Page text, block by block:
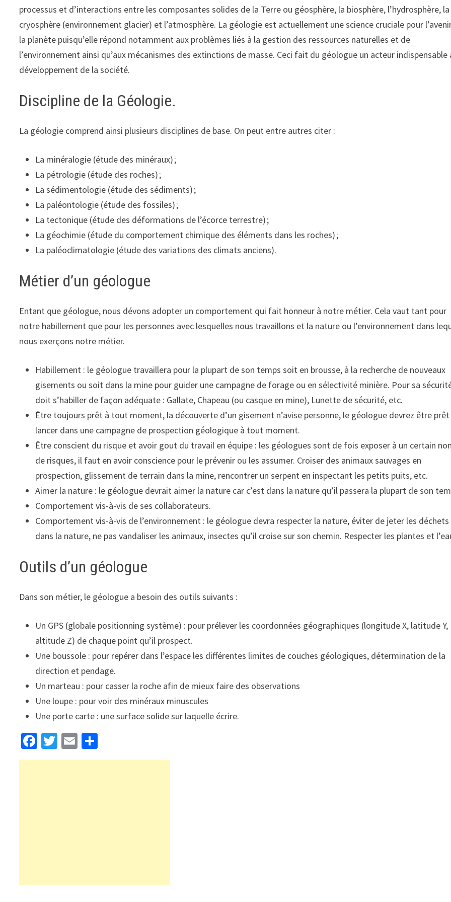
processus et d’interactions entre les composantes solides de la Terre ou géosphère, la biosphère, l’hydrosphère, la
cryosphère (environnement glacier) et l’atmosphère. La géologie est actuellement une science cruciale pour
la planète puisqu’elle répond notamment aux problèmes liés à la gestion des ressources naturelles et de
l’environnement ainsi qu’aux mécanismes des extinctions de masse. Ceci fait du géologue un acteur indispensable
développement de la société.
Discipline de la Géologie.
La géologie comprend ainsi plusieurs disciplines de base. On peut entre autres citer :
La minéralogie (étude des minéraux) ;
La pétrologie (étude des roches) ;
La sédimentologie (étude des sédiments) ;
La paléontologie (étude des fossiles) ;
La tectonique (étude des déformations de l’écorce terrestre) ;
La géochimie (étude du comportement chimique des éléments dans les roches) ;
La paléoclimatologie (étude des variations des climats anciens).
Métier d’un géologue
Entant que géologue, nous dévons adopter un comportement qui fait honneur à notre métier. Cela vaut tant pour
notre habillement que pour les personnes avec lesquelles nous travaillons et la nature ou l’environnement dans
nous exerçons notre métier.
Habillement : le géologue travaillera pour la plupart de son temps soit en brousse, à la recherche de nouveaux
gisements ou soit dans la mine pour guider une campagne de forage ou en sélectivité minière. Pour sa
doit s’habiller de façon adéquate : Gallate, Chapeau (ou casque en mine), Lunette de sécurité, etc.
Être toujours prêt à tout moment, la découverte d’un gisement n’avise personne, le géologue devrez être prêt
lancer dans une campagne de prospection géologique à tout moment.
Être conscient du risque et avoir gout du travail en équipe : les géologues sont de fois exposer à un certain
de risques, il faut en avoir conscience pour le prévenir ou les assumer. Croiser des animaux sauvages en
prospection, glissement de terrain dans la mine, rencontrer un serpent en inspectant les petits puits, etc.
Aimer la nature : le géologue devrait aimer la nature car c’est dans la nature qu’il passera la plupart de son
Comportement vis-à-vis de ses collaborateurs.
Comportement vis-à-vis de l’environnement : le géologue devra respecter la nature, éviter de jeter les déchets
dans la nature, ne pas vandaliser les animaux, insectes qu’il croise sur son chemin. Respecter les plantes et
Outils d’un géologue
Dans son métier, le géologue a besoin des outils suivants :
Un GPS (globale positionning système) : pour prélever les coordonnées géographiques (longitude X, latitude Y,
altitude Z) de chaque point qu’il prospect.
Une boussole : pour repérer dans l’espace les différentes limites de couches géologiques, détermination de la
direction et pendage.
Un marteau : pour casser la roche afin de mieux faire des observations
Une loupe : pour voir des minéraux minuscules
Une porte carte : une surface solide sur laquelle écrire.
Fa
ce
T
wi
E
m h